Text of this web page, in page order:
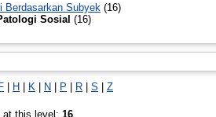
Berdasarkan Subyek (16)
Sosial (16)
| H | K | N | P | R | S | Z
at this level: 16